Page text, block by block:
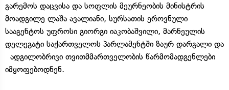
გარემოს დაცვისა და სოფლის მეურნეობის მინისტრის
მოადგილე ლაშა ავალიანი, სურსათის ეროვნული
სააგენტოს უფროსი გიორგი იაკობაშვილი, მარნეულის
დელეგატი საქართველოს პარლამენტში ზაურ დარგალი და
ადგილობრივი თვითმმართველობის წარმომადგენლები
იმყოფებოდნენ.